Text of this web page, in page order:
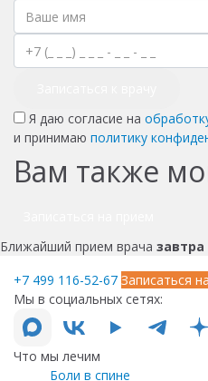
Я даю согласие на
и принимаю политику
Вам также
Ближайший прием врача завтра
+7 499 116-52-67 Записаться
Мы в социальных сетях:
Что мы лечим
Боли в спине